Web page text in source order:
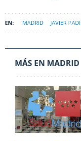
MADRID JAVIER
MÁS EN MADRID